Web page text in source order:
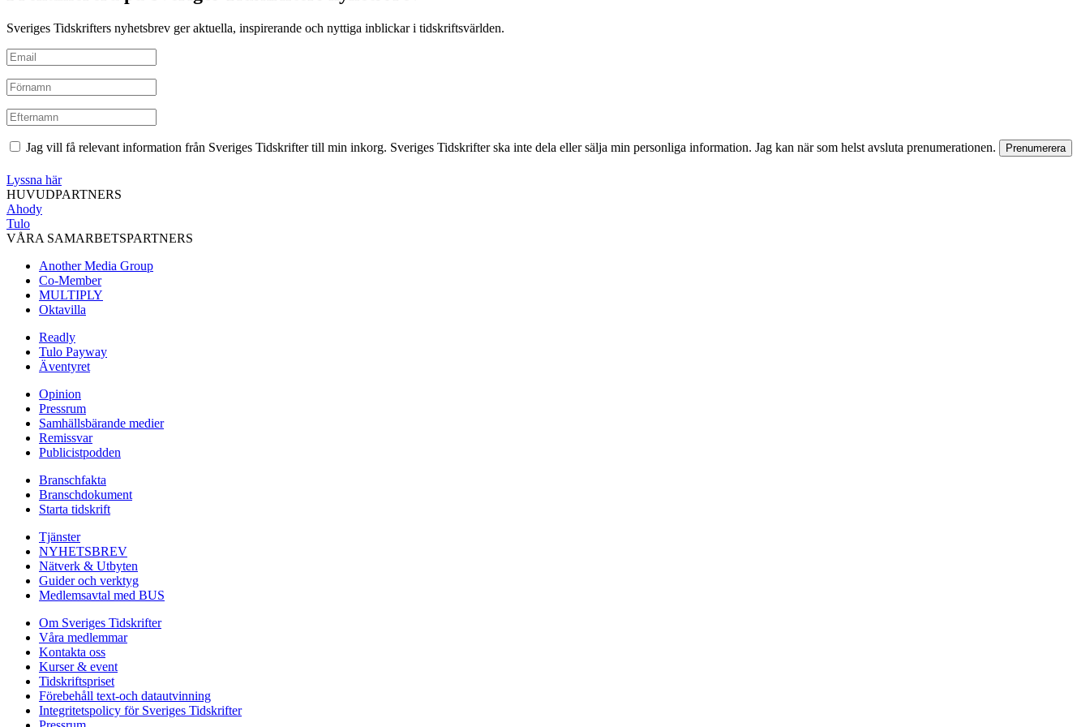
Sveriges Tidskrifters nyhetsbrev ger aktuella, inspirerande och nyttiga inblickar i tidskriftsvärlden.
Jag vill få relevant information från Sveriges Tidskrifter till min inkorg. Sveriges Tidskrifter ska inte dela eller sälja min personliga information. Jag kan när som helst avsluta prenumerationen.
Lyssna här
HUVUDPARTNERS
Ahody
Tulo
VÅRA SAMARBETSPARTNERS
Another Media Group
Co-Member
MULTIPLY
Oktavilla
Readly
Tulo Payway
Äventyret
Opinion
Pressrum
Samhällsbärande medier
Remissvar
Publicistpodden
Branschfakta
Branschdokument
Starta tidskrift
Tjänster
NYHETSBREV
Nätverk & Utbyten
Guider och verktyg
Medlemsavtal med BUS
Om Sveriges Tidskrifter
Våra medlemmar
Kontakta oss
Kurser & event
Tidskriftspriset
Förebehåll text-och datautvinning
Integritetspolicy för Sveriges Tidskrifter